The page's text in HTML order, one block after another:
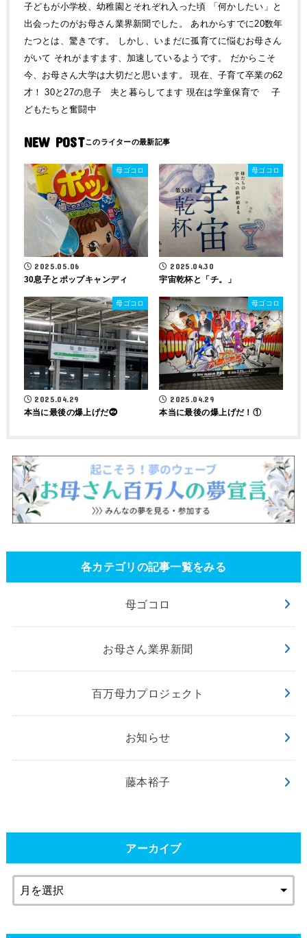
子どもが小学校、幼稚園とそれぞれ入った頃 「何かしたい」と
出会ったのがお母さん業界新聞でした。 あれからすでに20数年
たつとは、驚きです。 しかし、いまだに孤育てに悩むお母さん
がいて それがますます、加速しているようです。 だからこそ
今、お母さん大学は大切だと思います。 現在、子育て卒業の62
才！ 30と27の息子 夫と暮らしてます 現在は学童保育で 子
どもたちと奮闘中
NEW POST
母ゴコロ
2025.05.06
30息子とポップキャンディ
母ゴコロ
2025.04.30
宇宙乾杯と「チ。」
母ゴコロ
2025.04.29
本当に最後の爆上げだ⓶
母ゴコロ
2025.04.29
本当に最後の爆上げだ！①
各カテゴリの記事一覧をみる
母ゴコロ
お母さん業界新聞
百万母力プロジェクト
お知らせ
藤本裕子
アーカイブ